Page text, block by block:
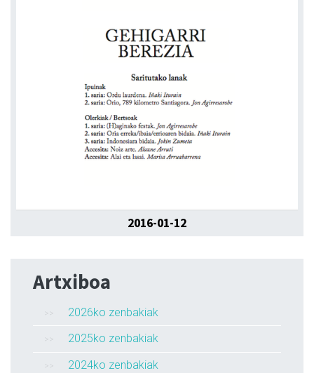
2016-01-12
Artxiboa
2026ko zenbakiak
2025ko zenbakiak
2024ko zenbakiak